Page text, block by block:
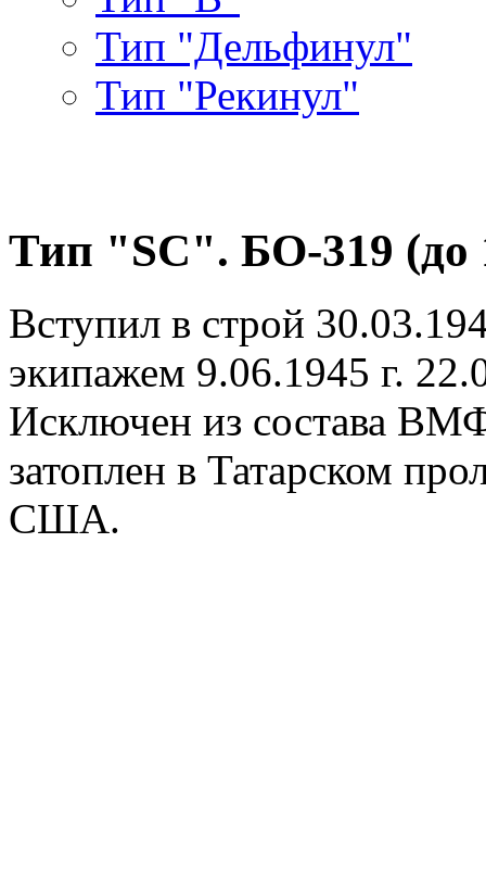
Тип "Дельфинул"
Тип "Рекинул"
Тип "SC". БО-319 (до
Вступил в строй
экипажем 9.06.1945 г.
Исключен из состава
затоплен в Татарском
США.